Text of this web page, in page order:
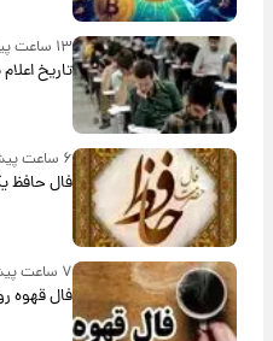
۱۳ ساعت پیش
تاریخ
۶ ساعت پیش
فال حافظ یکشنبه ۱۸
۷ ساعت پیش
فال قهوه روزانه